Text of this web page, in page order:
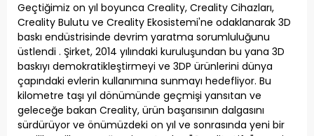
Geçtiğimiz on yıl boyunca Creality, Creality Cihazları,
Creality Bulutu ve Creality Ekosistemi'ne odaklanarak 3D
baskı endüstrisinde devrim yaratma sorumluluğunu
üstlendi . Şirket, 2014 yılındaki kuruluşundan bu yana 3D
baskıyı demokratikleştirmeyi ve 3DP ürünlerini dünya
çapındaki evlerin kullanımına sunmayı hedefliyor. Bu
kilometre taşı yıl dönümünde geçmişi yansıtan ve
geleceğe bakan Creality, ürün başarısının dalgasını
sürdürüyor ve önümüzdeki on yıl ve sonrasında yeni bir